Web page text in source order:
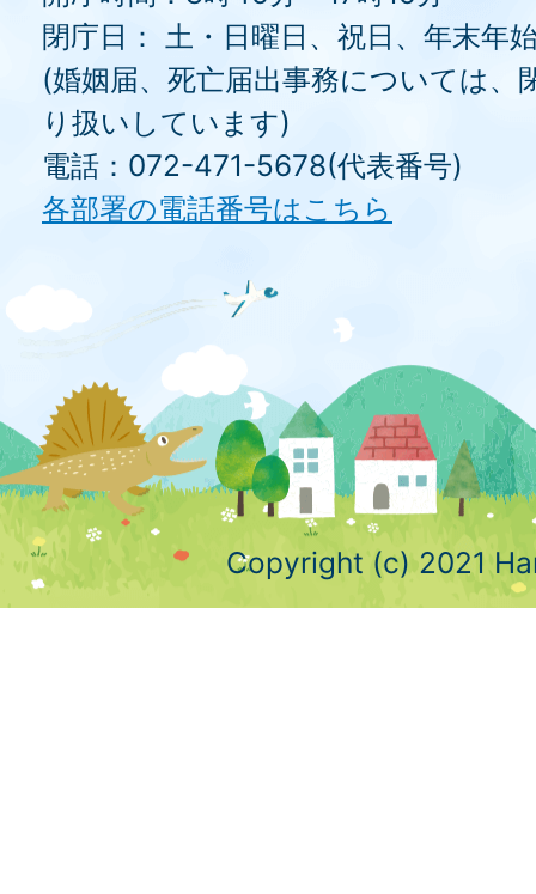
閉庁日： 土・日曜日、祝日、年末年
(婚姻届、死亡届出事務については、
り扱いしています)
電話：072-471-5678(代表番号)
各部署の電話番号はこちら
Copyright (c) 2021